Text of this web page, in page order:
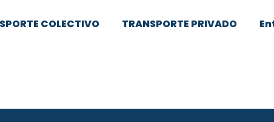
COLECTIVO TRANSPORTE PRIVADO